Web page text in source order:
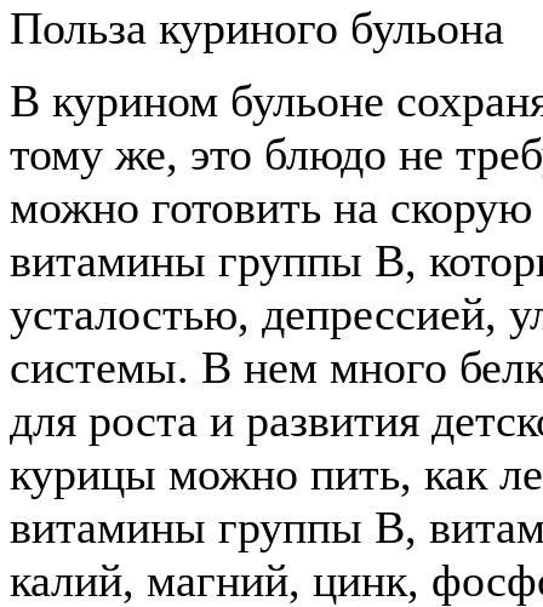
Польза куриного бульона
В курином бульоне
тому же, это блюдо не
можно готовить на скорую
витамины группы В,
усталостью, депрессией,
системы. В нем много
для роста и развития
курицы можно пить, как
витамины группы В,
калий, магний, цинк,